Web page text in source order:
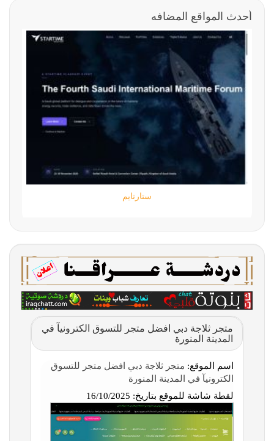
أحدث المواقع المضافه
ستارتايم
متجر ثلاجة دبي افضل متجر للتسوق الكترونيآ في
المدينة المنورة
اسم الموقع: متجر ثلاجة دبي افضل متجر للتسوق
الكترونيآ في المدينة المنورة
لقطة شاشة للموقع بتاريخ: